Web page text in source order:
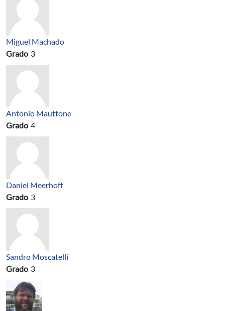
Miguel Machado
Grado 3
Antonio Mauttone
Grado 4
Daniel Meerhoff
Grado 3
Sandro Moscatelli
Grado 3